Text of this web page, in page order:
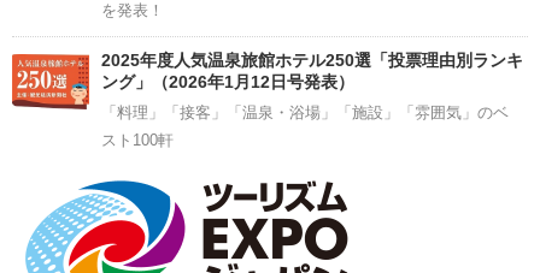
を発表！
2025年度人気温泉旅館ホテル250選「投票理由別ランキ
ング」（2026年1月12日号発表）
「料理」「接客」「温泉・浴場」「施設」「雰囲気」のベ
スト100軒